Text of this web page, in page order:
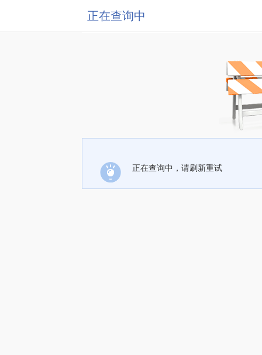
正在查询中
正在查询中，请刷新重试